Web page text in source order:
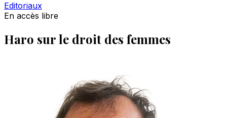
Editoriaux
En accès libre
Haro sur le droit des femmes